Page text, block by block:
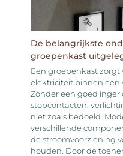
De belangrijkste
groepenkast
Een groepenkast zorgt
elektriciteit binnen een
Zonder een goed
stopcontacten,
niet zoals bedoeld.
verschillende
de stroomvoorziening
houden. Door de